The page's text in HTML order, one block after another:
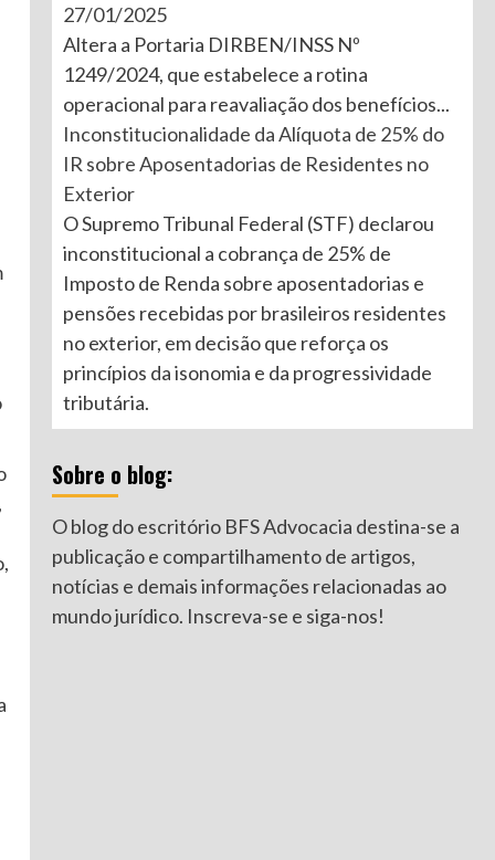
27/01/2025
Altera a Portaria DIRBEN/INSS Nº
1249/2024, que estabelece a rotina
operacional para reavaliação dos benefícios...
Inconstitucionalidade da Alíquota de 25% do
IR sobre Aposentadorias de Residentes no
Exterior
O Supremo Tribunal Federal (STF) declarou
inconstitucional a cobrança de 25% de
Imposto de Renda sobre aposentadorias e
pensões recebidas por brasileiros residentes
no exterior, em decisão que reforça os
princípios da isonomia e da progressividade
tributária.
Sobre o blog:
O blog do escritório BFS Advocacia destina-se a
publicação e compartilhamento de artigos,
notícias e demais informações relacionadas ao
mundo jurídico. Inscreva-se e siga-nos!